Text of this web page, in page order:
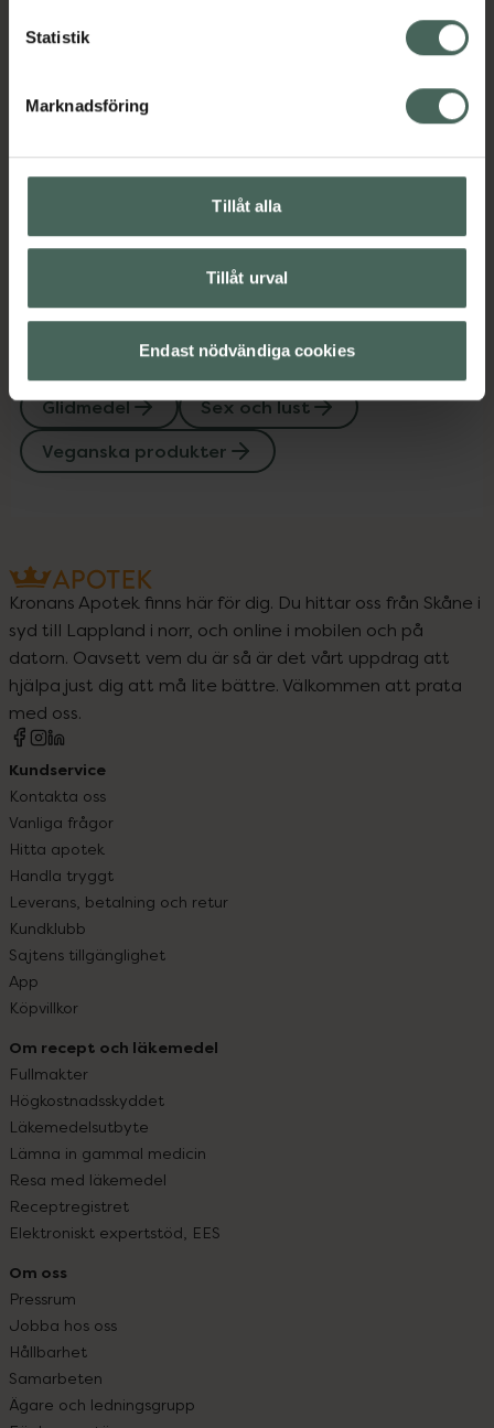
Statistik
Marknadsföring
Tillåt alla
Tillåt urval
Endast nödvändiga cookies
EAN:
GlidmedelSex och lust Veganska produkter
Innehåll Visa
Instruktioner Visa
Upptäck flera produkter inom
Glidmedel
Sex och lust
Veganska produkter
Kronans Apotek finns här för dig. Du hittar oss från Skåne i
syd till Lappland i norr, och online i mobilen och på
datorn. Oavsett vem du är så är det vårt uppdrag att
hjälpa just dig att må lite bättre. Välkommen att prata
med oss.
Kundservice
Kontakta oss
Vanliga frågor
Hitta apotek
Handla tryggt
Leverans, betalning och retur
Kundklubb
Sajtens tillgänglighet
App
Köpvillkor
Om recept och läkemedel
Fullmakter
Högkostnadsskyddet
Läkemedelsutbyte
Lämna in gammal medicin
Resa med läkemedel
Receptregistret
Elektroniskt expertstöd, EES
Om oss
Pressrum
Jobba hos oss
Hållbarhet
Samarbeten
Ägare och ledningsgrupp